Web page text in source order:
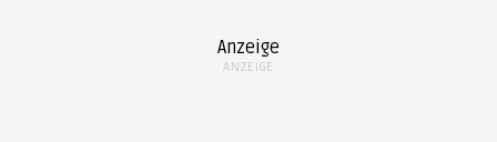
Anzeige
ANZEIGE